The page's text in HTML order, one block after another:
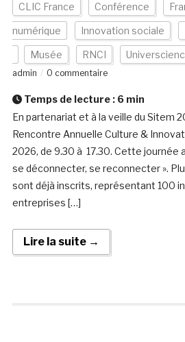
CLIC France Conférence
numérique Innovation sociale
Musée RNCI
admin
0 commentaire
Temps de lecture : 6 min
En partenariat et à la veille du Sitem
Rencontre Annuelle Culture &
2026, de 9.30 à 17.30. Cette journée
se déconnecter, se reconnecter ».
sont déjà inscrits, représentant 100
entreprises […]
Lire la suite →